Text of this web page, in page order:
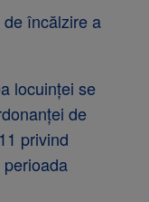
încălzire a
se
de
privind